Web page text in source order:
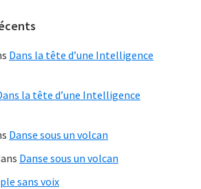
Dans la tête d’une Intelligence
la tête d’une Intelligence
Danse sous un volcan
Danse sous un volcan
sans voix